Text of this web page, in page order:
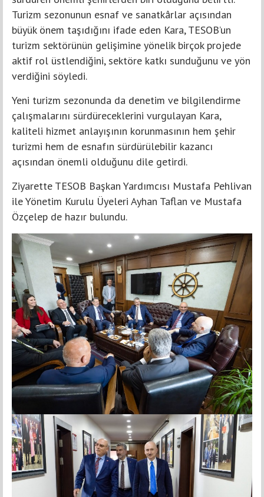
Turizm sezonunun esnaf ve sanatkârlar açısından
büyük önem taşıdığını ifade eden Kara, TESOB’un
turizm sektörünün gelişimine yönelik birçok projede
aktif rol üstlendiğini, sektöre katkı sunduğunu ve yön
verdiğini söyledi.
Yeni turizm sezonunda da denetim ve bilgilendirme
çalışmalarını sürdüreceklerini vurgulayan Kara,
kaliteli hizmet anlayışının korunmasının hem şehir
turizmi hem de esnafın sürdürülebilir kazancı
açısından önemli olduğunu dile getirdi.
Ziyarette TESOB Başkan Yardımcısı Mustafa Pehlivan
ile Yönetim Kurulu Üyeleri Ayhan Taflan ve Mustafa
Özçelep de hazır bulundu.